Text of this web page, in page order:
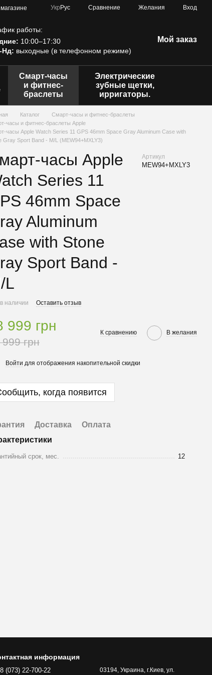
Укр Рус Сравнение Желания Вход
работы:
10:00–17:30
Нд: выходные (в телефонном режиме)
Мой заказ
Смарт-часы
и фитнес-
браслеты
Электрические
зубные щетки,
ирригаторы.
Каталог
Смарт-часы и фитнес-браслеты
часы и фитнес-браслеты Apple
часы Apple Watch Series 11 GPS 46mm Space Gray Aluminum Case with
Gray Sport Band - M/L (MEW94+MXLY3)
часы Apple
Series 11
46mm Space
Aluminum
with Stone
Sport Band -
L
Артикул
MEW94+MXLY3
наличии Оставить отзыв
999 грн
грн
К сравнению В желания
Войти для отображения накопительной скидки
когда появится
Доставка
Оплата
срок, мес. 12
информация
(073) 22-700-22
03194, Украина, г.Киев, ул.